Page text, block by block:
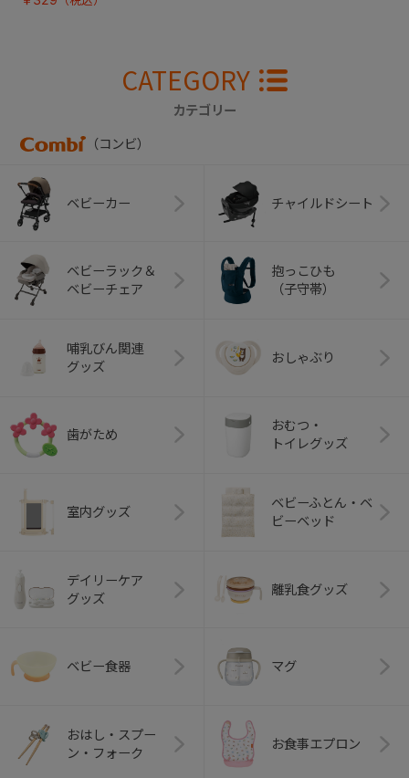
CATEGORY
カテゴリー
（コンビ）
ベビーカー チャイルドシート
ベビーラック＆
ベビーチェア
抱っこひも
（子守帯）
哺乳びん関連
グッズ
おしゃぶり
歯がため
おむつ・
トイレグッズ
室内グッズ
ベビーふとん・ベ
ビーベッド
デイリーケア
グッズ
離乳食グッズ
ベビー食器 マグ
おはし・スプー
ン・フォーク
お食事エプロン